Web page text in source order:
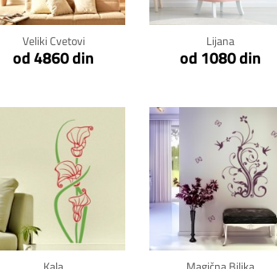
Veliki Cvetovi
od 4860 din
Lijana
od 1080 din
Klikni za detalje Klikni za detalje